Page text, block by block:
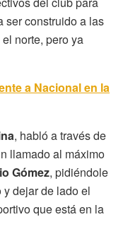
ser construido a las
norte, pero ya
a Nacional en la
, habló a través de
llamado al máximo
Gómez, pidiéndole
dejar de lado el
que está en la